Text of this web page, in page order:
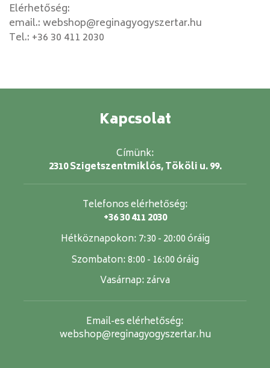
Elérhetőség:
email.:webshop@reginagyogyszertar.hu
Tel.: +36 30 411 2030
Kapcsolat
Címünk:
2310 Szigetszentmiklós, Tököli u. 99.
Telefonos elérhetőség:
+36 30 411 2030
Hétköznapokon: 7:30 - 20:00 óráig
Szombaton:8:00 - 16:00 óráig
Vasárnap: zárva
Email-es elérhetőség:
webshop@reginagyogyszertar.hu